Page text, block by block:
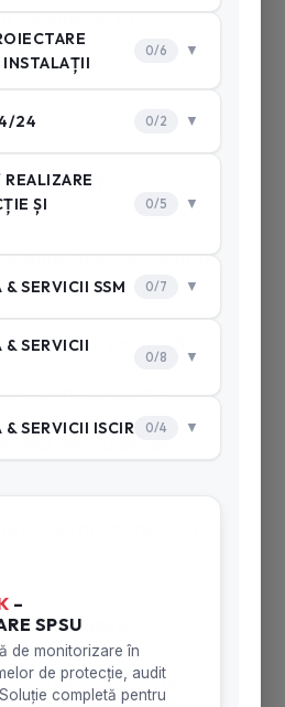
sistemelor, cu
a stingătoarelor conform
tehnică periodică
neconforme
pentru fiecare
conform normelor în
DE POMPIERI
și publice, concerte,